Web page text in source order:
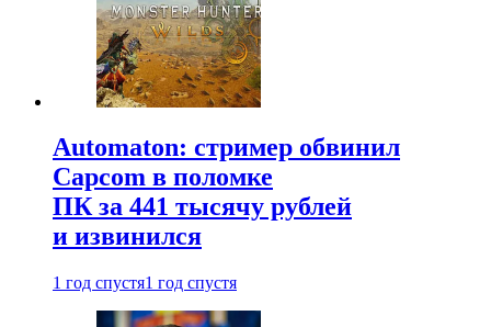
Automaton: стример обвинил
Capcom в поломке
ПК за 441 тысячу рублей
и извинился
1 год спустя1 год спустя